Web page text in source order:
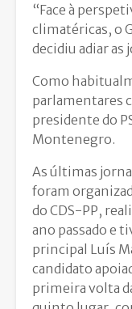
“Face à
climatéricas, o
decidiu adiar as
Como
parlamentares
presidente do
Montenegro.
As últimas
foram
do CDS-PP,
ano passado e
principal Luís
candidato
primeira volta